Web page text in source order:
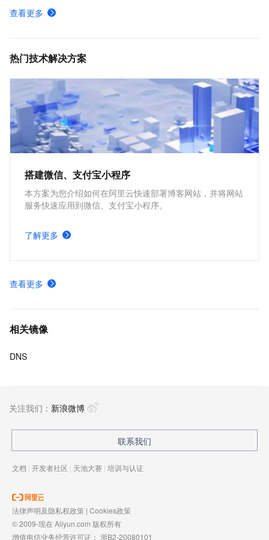
域名解析服务无中断迁移流程-云解析DNS-阿里云
公网权威域名解析管理-公网权威解析-云解析DNS-阿里云
查看更多
热门技术解决方案
搭建微信、支付宝小程序
本方案为您介绍如何在阿里云快速部署博客网站，并将网站
服务快速应用到微信、支付宝小程序。
了解更多
查看更多
相关镜像
DNS
关注我们： 新浪微博
联系我们
文档 | 开发者社区 | 天池大赛 | 培训与认证
法律声明及隐私权政策 | Cookies政策
© 2009-现在 Aliyun.com 版权所有
增值电信业务经营许可证： 浙B2-20080101